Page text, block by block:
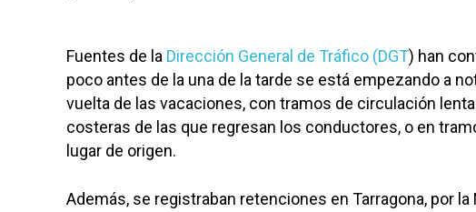
Fuentes de la Dirección General de Tráfico (DGT) han
poco antes de la una de la tarde se está empezando a
vuelta de las vacaciones, con tramos de circulación
costeras de las que regresan los conductores, o en
lugar de origen.
Además, se registraban retenciones en Tarragona, por la